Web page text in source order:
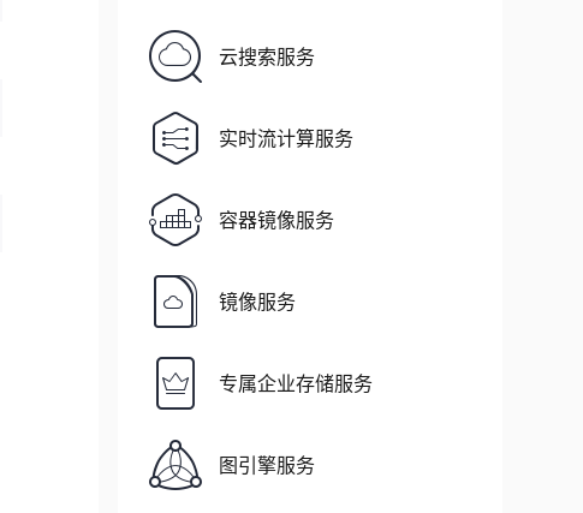
云搜索服务
实时流计算服务
容器镜像服务
镜像服务
专属企业存储服务
图引擎服务